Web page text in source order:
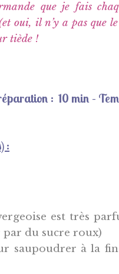
que je fais
oui, il n’y a pas que
tiède !
: 10 min –
:
est très
par du sucre roux)
saupoudrer à la fin